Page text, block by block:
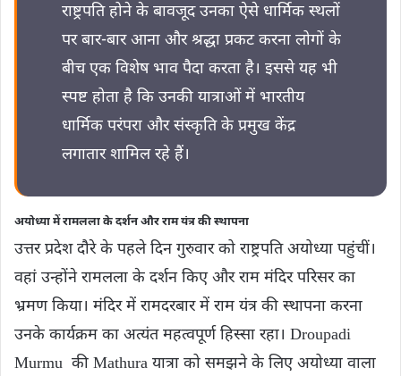
राष्ट्रपति होने के बावजूद उनका ऐसे धार्मिक स्थलों
पर बार-बार आना और श्रद्धा प्रकट करना लोगों के
बीच एक विशेष भाव पैदा करता है। इससे यह भी
स्पष्ट होता है कि उनकी यात्राओं में भारतीय
धार्मिक परंपरा और संस्कृति के प्रमुख केंद्र
लगातार शामिल रहे हैं।
अयोध्या में रामलला के दर्शन और राम यंत्र की स्थापना
उत्तर प्रदेश दौरे के पहले दिन गुरुवार को राष्ट्रपति अयोध्या पहुंचीं।
वहां उन्होंने रामलला के दर्शन किए और राम मंदिर परिसर का
भ्रमण किया। मंदिर में रामदरबार में राम यंत्र की स्थापना करना
उनके कार्यक्रम का अत्यंत महत्वपूर्ण हिस्सा रहा। Droupadi
Murmu की Mathura यात्रा को समझने के लिए अयोध्या वाला